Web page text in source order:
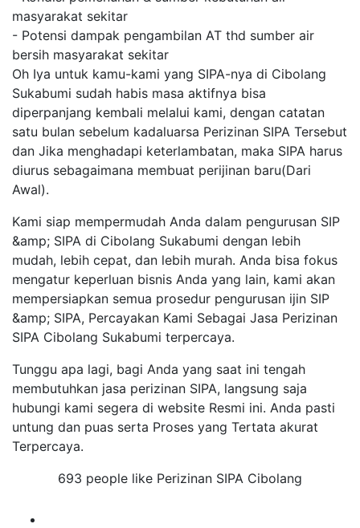
masyarakat sekitar
- Potensi dampak pengambilan AT thd sumber air
bersih masyarakat sekitar
Oh Iya untuk kamu-kami yang SIPA-nya di Cibolang
Sukabumi sudah habis masa aktifnya bisa
diperpanjang kembali melalui kami, dengan catatan
satu bulan sebelum kadaluarsa Perizinan SIPA Tersebut
dan Jika menghadapi keterlambatan, maka SIPA harus
diurus sebagaimana membuat perijinan baru(Dari
Awal).
Kami siap mempermudah Anda dalam pengurusan SIP
&amp; SIPA di Cibolang Sukabumi dengan lebih
mudah, lebih cepat, dan lebih murah. Anda bisa fokus
mengatur keperluan bisnis Anda yang lain, kami akan
mempersiapkan semua prosedur pengurusan ijin SIP
&amp; SIPA, Percayakan Kami Sebagai Jasa Perizinan
SIPA Cibolang Sukabumi terpercaya.
Tunggu apa lagi, bagi Anda yang saat ini tengah
membutuhkan jasa perizinan SIPA, langsung saja
hubungi kami segera di website Resmi ini. Anda pasti
untung dan puas serta Proses yang Tertata akurat
Terpercaya.
693 people like Perizinan SIPA Cibolang